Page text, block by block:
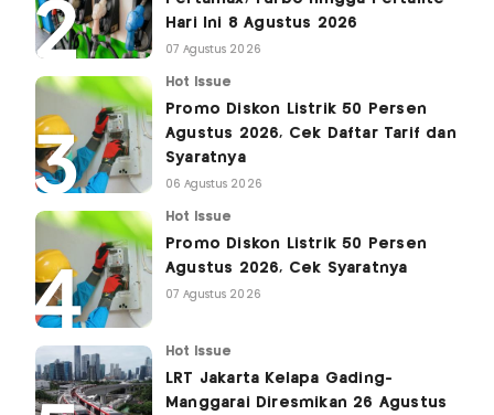
Hari Ini 8 Agustus 2026
07 Agustus 2026
Hot Issue
Promo Diskon Listrik 50 Persen
Agustus 2026, Cek Daftar Tarif dan
Syaratnya
06 Agustus 2026
Hot Issue
Promo Diskon Listrik 50 Persen
Agustus 2026, Cek Syaratnya
07 Agustus 2026
Hot Issue
LRT Jakarta Kelapa Gading-
Manggarai Diresmikan 26 Agustus